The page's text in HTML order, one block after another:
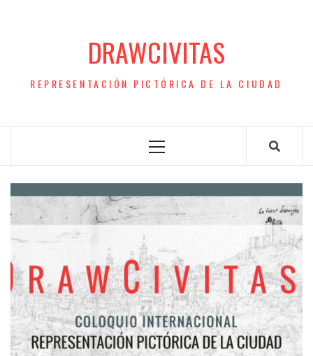
DRAWCIVITAS
REPRESENTACIÓN PICTÓRICA DE LA CIUDAD
Menú